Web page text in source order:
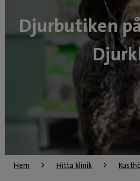
Djurbutiken
Hem Hitta klinik